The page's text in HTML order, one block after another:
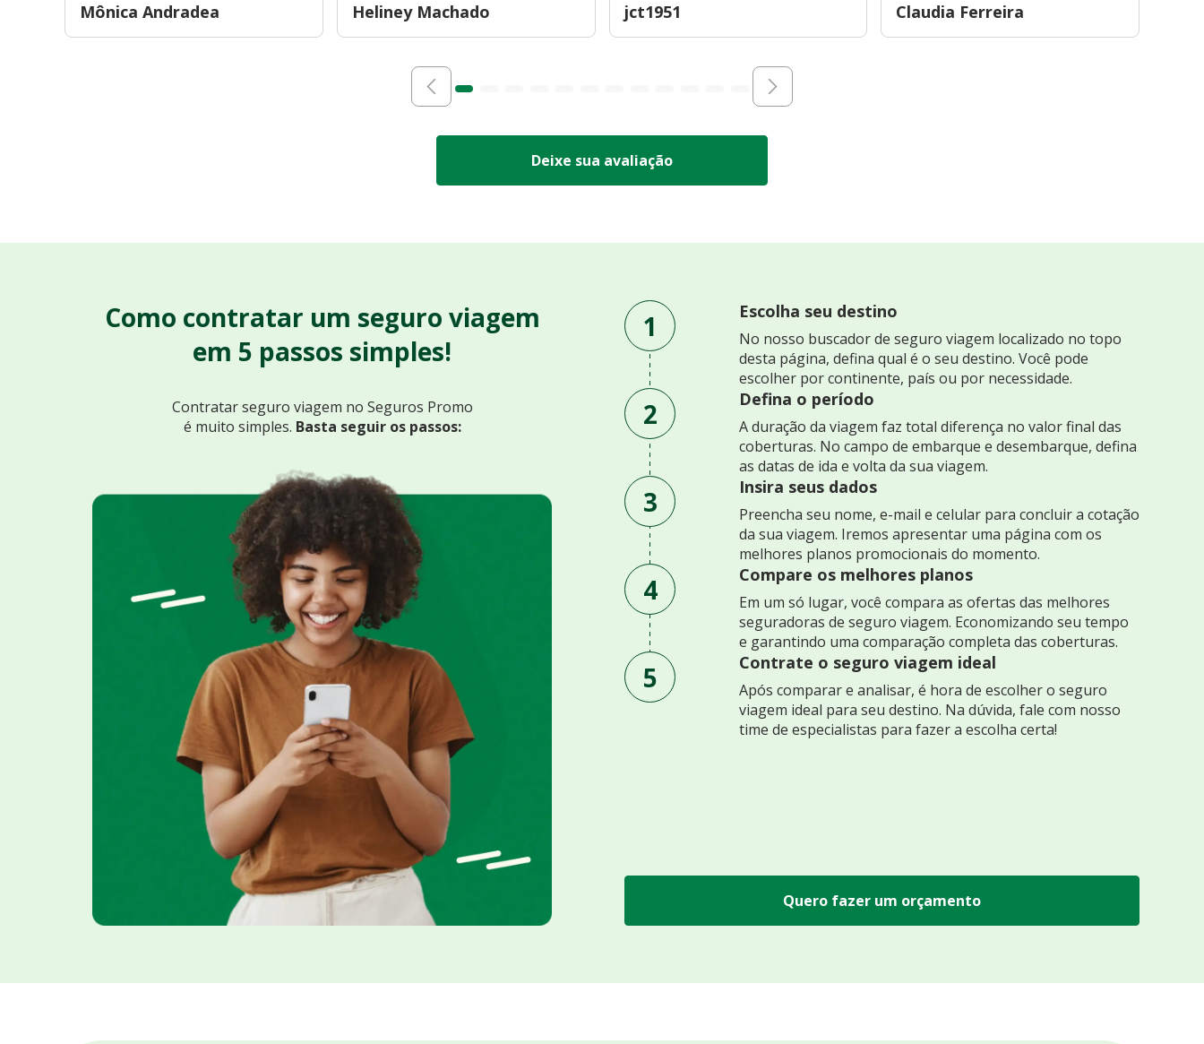
Mônica Andradea Heliney Machado jct1951 Claudia Ferreira
Deixe sua avaliação
Como contratar um seguro viagem
em 5 passos simples!
Contratar seguro viagem no Seguros Promo
é muito simples. Basta seguir os passos:
1 Escolha seu destino
No nosso buscador de seguro viagem localizado no topo
desta página, defina qual é o seu destino. Você pode
escolher por continente, país ou por necessidade.
2 Defina o período
A duração da viagem faz total diferença no valor final das
coberturas. No campo de embarque e desembarque, defina
as datas de ida e volta da sua viagem.
3 Insira seus dados
Preencha seu nome, e-mail e celular para concluir a cotação
da sua viagem. Iremos apresentar uma página com os
melhores planos promocionais do momento.
4 Compare os melhores planos
Em um só lugar, você compara as ofertas das melhores
seguradoras de seguro viagem. Economizando seu tempo
e garantindo uma comparação completa das coberturas.
5 Contrate o seguro viagem ideal
Após comparar e analisar, é hora de escolher o seguro
viagem ideal para seu destino. Na dúvida, fale com nosso
time de especialistas para fazer a escolha certa!
Quero fazer um orçamento